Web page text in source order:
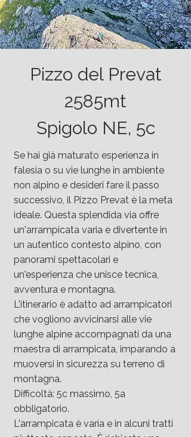
Pizzo del Prevat
2585mt
Spigolo NE, 5c
Se hai già maturato esperienza in
falesia o su vie lunghe in ambiente
non alpino e desideri fare il passo
successivo, il Pizzo Prevat è la meta
ideale. Questa splendida via offre
un'arrampicata varia e divertente in
un autentico contesto alpino, con
panorami spettacolari e
un'esperienza che unisce tecnica,
avventura e montagna.
L'itinerario è adatto ad arrampicatori
che vogliono avvicinarsi alle vie
lunghe alpine accompagnati da una
maestra di arrampicata, imparando a
muoversi in sicurezza su terreno di
montagna.
Difficoltà: 5c massimo, 5a
obbligatorio.
L'arrampicata è varia e in alcuni tratti